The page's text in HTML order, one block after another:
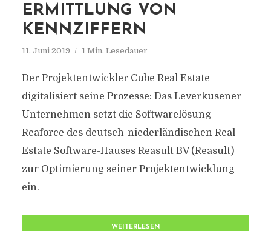
ERMITTLUNG VON
KENNZIFFERN
11. Juni 2019 1 Min. Lesedauer
Der Projektentwickler Cube Real Estate
digitalisiert seine Prozesse: Das Leverkusener
Unternehmen setzt die Softwarelösung
Reaforce des deutsch-niederländischen Real
Estate Software-Hauses Reasult BV (Reasult)
zur Optimierung seiner Projektentwicklung
ein.
WEITERLESEN